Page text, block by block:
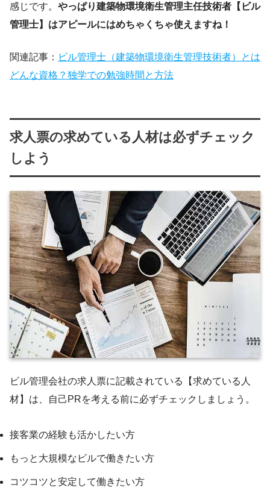
感じです。 やっぱり建築物環境衛生管理主任技術者【ビル
管理士】はアピールにはめちゃくちゃ使えますね！
関連記事： ビル管理士（建築物環境衛生管理技術者）とは
どんな資格？独学での勉強時間と方法
求人票の求めている人材は必ずチェック
しよう
ビル管理会社の求人票に記載されている【求めている人
材】は、自己PRを考える前に必ずチェックしましょう。
接客業の経験も活かしたい方
もっと大規模なビルで働きたい方
コツコツと安定して働きたい方